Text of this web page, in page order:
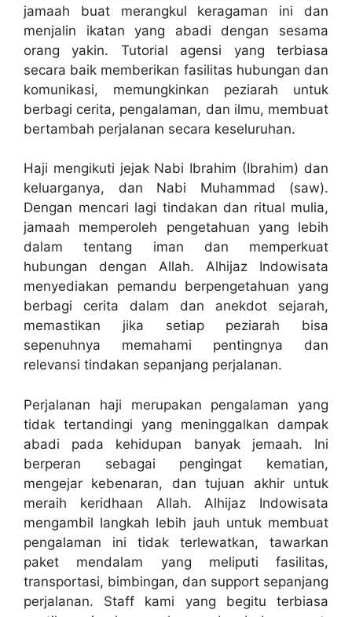
jamaah buat merangkul keragaman ini dan
menjalin ikatan yang abadi dengan sesama
orang yakin. Tutorial agensi yang terbiasa
secara baik memberikan fasilitas hubungan dan
komunikasi, memungkinkan peziarah untuk
berbagi cerita, pengalaman, dan ilmu, membuat
bertambah perjalanan secara keseluruhan.
Haji mengikuti jejak Nabi Ibrahim (Ibrahim) dan
keluarganya, dan Nabi Muhammad (saw).
Dengan mencari lagi tindakan dan ritual mulia,
jamaah memperoleh pengetahuan yang lebih
dalam tentang iman dan memperkuat
hubungan dengan Allah. Alhijaz Indowisata
menyediakan pemandu berpengetahuan yang
berbagi cerita dalam dan anekdot sejarah,
memastikan jika setiap peziarah bisa
sepenuhnya memahami pentingnya dan
relevansi tindakan sepanjang perjalanan.
Perjalanan haji merupakan pengalaman yang
tidak tertandingi yang meninggalkan dampak
abadi pada kehidupan banyak jemaah. Ini
berperan sebagai pengingat kematian,
mengejar kebenaran, dan tujuan akhir untuk
meraih keridhaan Allah. Alhijaz Indowisata
mengambil langkah lebih jauh untuk membuat
pengalaman ini tidak terlewatkan, tawarkan
paket mendalam yang meliputi fasilitas,
transportasi, bimbingan, dan support sepanjang
perjalanan. Staff kami yang begitu terbiasa